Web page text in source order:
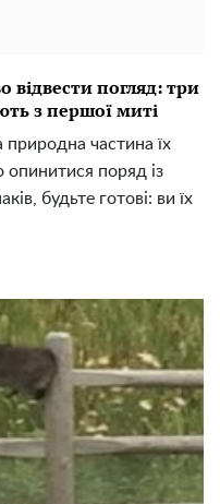
відвести погляд: три
з першої миті
природна частина їх
опинитися поряд із
будьте готові: ви їх